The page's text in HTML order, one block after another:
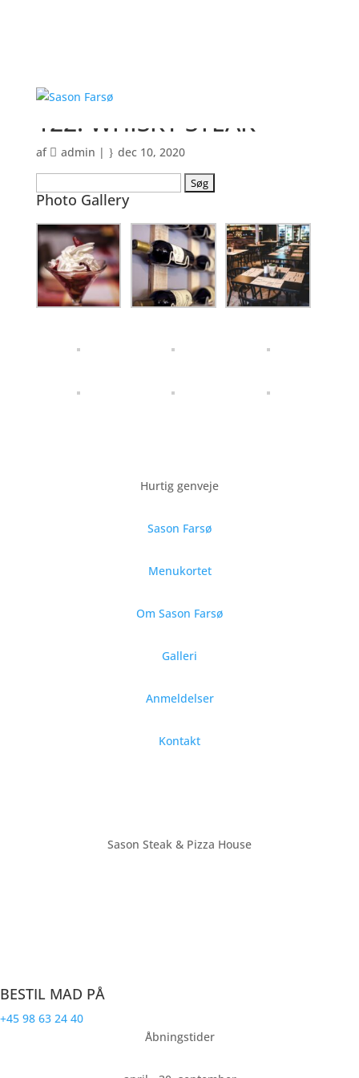
122. WHISKY STEAK
af admin |
dec 10, 2020
efter:
Photo Gallery
Hurtig genveje
Sason Farsø
Menukortet
Om Sason Farsø
Galleri
Anmeldelser
Kontakt
Sason Steak & Pizza House
BESTIL MAD PÅ
+45 98 63 24 40
Åbningstider